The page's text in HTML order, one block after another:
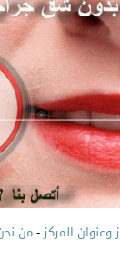
وعنوان المركز-من نحن